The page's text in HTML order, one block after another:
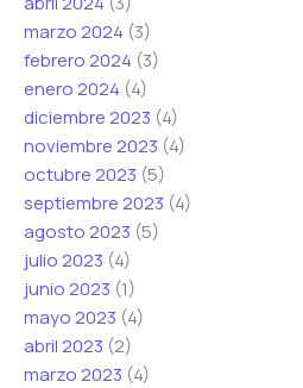
marzo 2024 (3)
febrero 2024 (3)
enero 2024 (4)
diciembre 2023 (4)
noviembre 2023 (4)
octubre 2023 (5)
septiembre 2023 (4)
agosto 2023 (5)
julio 2023 (4)
junio 2023 (1)
mayo 2023 (4)
abril 2023 (2)
marzo 2023 (4)